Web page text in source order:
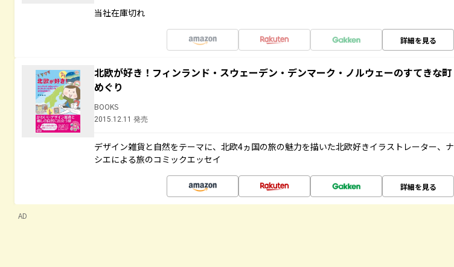
当社在庫切れ
詳細を見る
北欧が好き！フィンランド・スウェーデン・デンマーク・ノルウェーのすてきな町
めぐり
BOOKS
2015.12.11 発売
デザイン雑貨と自然をテーマに、北欧4ヵ国の旅の魅力を描いた北欧好きイラストレーター、ナ
シエによる旅のコミックエッセイ
詳細を見る
AD